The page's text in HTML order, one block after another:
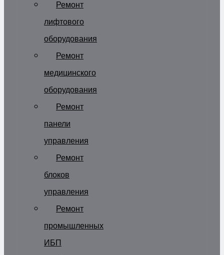
Ремонт
лифтового
оборудования
Ремонт
медицинского
оборудования
Ремонт
панели
управления
Ремонт
блоков
управления
Ремонт
промышленных
ИБП